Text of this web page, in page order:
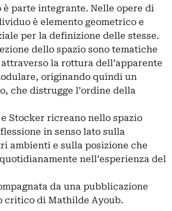
è parte integrante. Nelle opere di
è elemento geometrico e
per la definizione delle stesse.
dello spazio sono tematiche
la rottura dell’apparente
originando quindi un
che distrugge l’ordine della
Stocker ricreano nello spazio
in senso lato sulla
ambienti e sulla posizione che
nell’esperienza del
da una pubblicazione
critico di Mathilde Ayoub.